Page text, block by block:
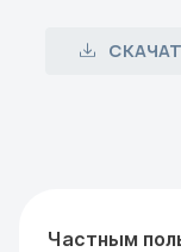
Частным